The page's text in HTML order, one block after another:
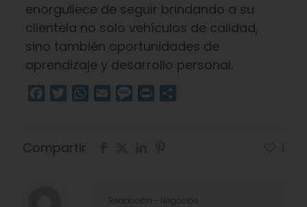
enorgullece de seguir brindando a su
clientela no solo vehículos de calidad,
sino también oportunidades de
aprendizaje y desarrollo personal.
Facebook
TwitterWhatsApp
Email Message
Print
Compartir
Redacciòn - Negocios